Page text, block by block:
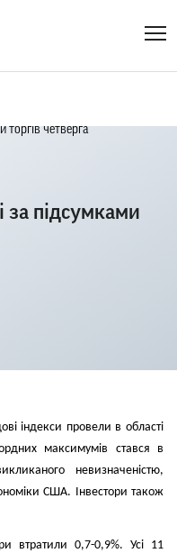
торгів четверга
за підсумками
індекси провели в області
максимумів стався в
невизначеністю,
США. Інвестори також
втратили 0,7-0,9%. Усі 11